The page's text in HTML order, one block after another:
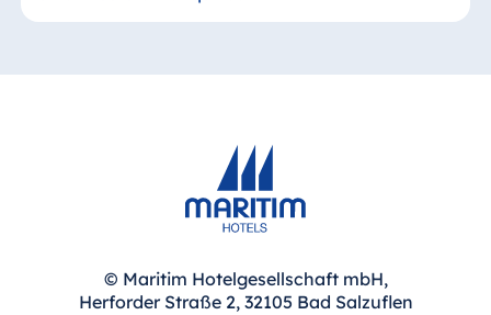
tranquillo e piacevole. Potrete gustare i vostri
© Maritim Hotelgesellschaft mbH,
Herforder Straße 2, 32105 Bad Salzuflen